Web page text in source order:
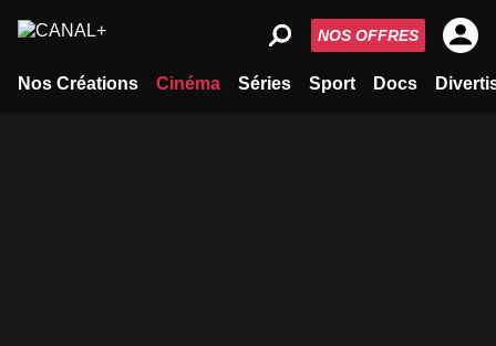
Nos Créations Cinéma Séries Sport Docs
NOS OFFRES